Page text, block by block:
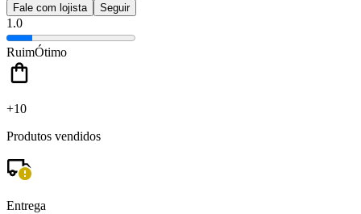
Fale com lojista Seguir
1.0
RuimÓtimo
+10
Produtos vendidos
Entrega